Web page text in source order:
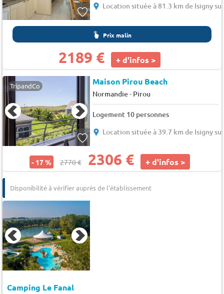
Location située à 81.3 km de Isigny
Prix malin
2189 € + d'infos >
TripandCo Maison Pirou Beach
Normandie- Pirou
Logement 10 personnes
Location située à 39.7 km de Isigny
- 17 % 2770 € 2306 € + d'infos >
Disponibilité à vérifier auprès de l'établissement
Camping Le Fanal